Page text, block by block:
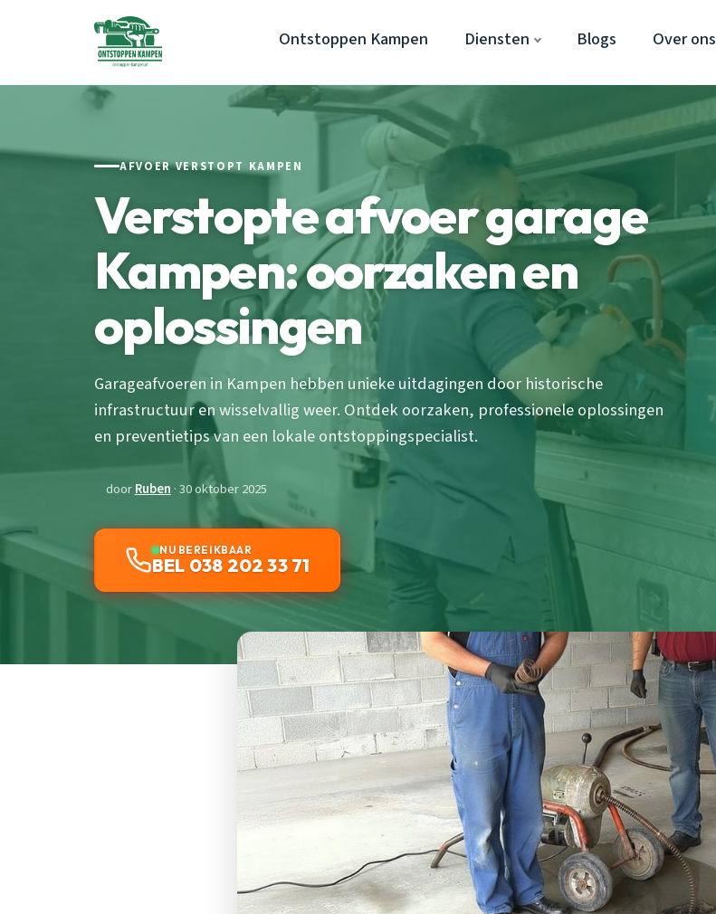
Ontstoppen Kampen Diensten Blogs Over ons
AFVOER VERSTOPT KAMPEN
Verstopte afvoer garage
Kampen: oorzaken en
oplossingen
Garageafvoeren in Kampen hebben unieke uitdagingen door historische
infrastructuur en wisselvallig weer. Ontdek oorzaken, professionele oplossingen
en preventietips van een lokale ontstoppingspecialist.
doorRuben · 30 oktober 2025
NU BEREIKBAAR
BEL 038 202 33 71